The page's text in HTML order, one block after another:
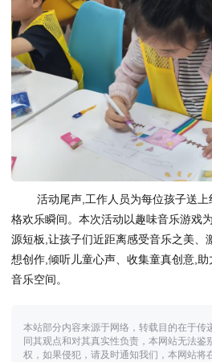
活动尾声,工作人员为每位孩子送
格欢乐瞬间。本次活动以趣味音乐游戏
源短板,让孩子们近距离感受音乐之美、
想创作,倾听儿童心声、收集童真创意,助
音乐空间。
本站部分内容来源于网络，转载目的在于传
同其观点和对其真实性负责，本网站无法鉴
权，如果侵犯，请及时通知我们，本网站将